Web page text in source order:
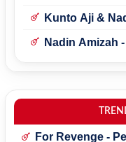
Kunto Aji &
Nadin Amizah
For Revenge -